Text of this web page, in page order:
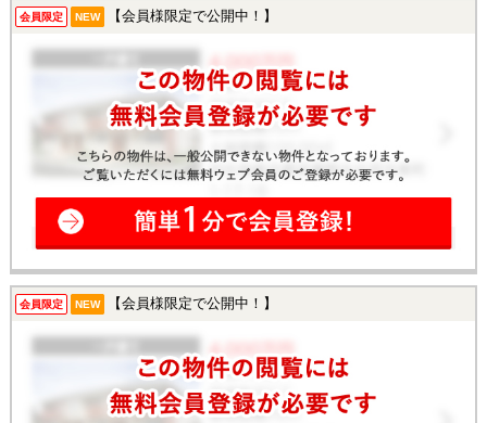
会員限定 NEW 【会員様限定で公開中！】
会員限定 NEW 【会員様限定で公開中！】